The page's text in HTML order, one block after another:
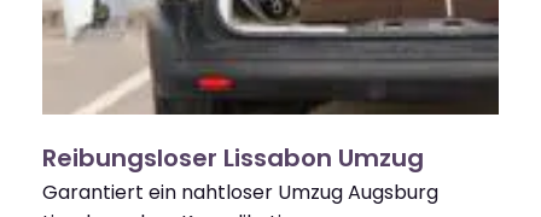
Reibungsloser Lissabon Umzug
Garantiert ein nahtloser Umzug Augsburg